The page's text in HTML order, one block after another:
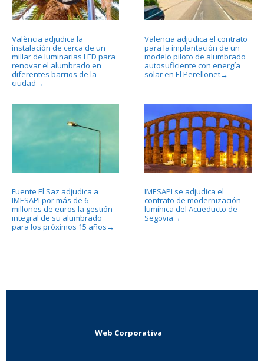
València adjudica la
instalación de cerca de un
millar de luminarias LED para
renovar el alumbrado en
diferentes barrios de la
ciudad →
Valencia adjudica el contrato
para la implantación de un
modelo piloto de alumbrado
autosuficiente con energía
solar en El Perellonet→
Fuente El Saz adjudica a
IMESAPI por más de 6
millones de euros la gestión
integral de su alumbrado
para los próximos 15 años →
IMESAPI se adjudica el
contrato de modernización
lumínica del Acueducto de
Segovia →
Web Corporativa